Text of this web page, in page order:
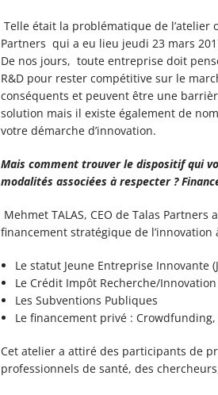
Telle était la problématique de l’atelier
Partners qui a eu lieu jeudi 23 mars
De nos jours, toute entreprise doit
R&D pour rester compétitive sur le
conséquents et peuvent être une
solution mais il existe également de
votre démarche d’innovation.
Mais comment trouver le dispositif qui
modalités associées à respecter ?
Mehmet TALAS, CEO de Talas
financement stratégique de
Le statut Jeune Entreprise Innovante
Le Crédit Impôt Recherche/
Les Subventions Publiques
Le financement privé :
Cet atelier a attiré des participants de
professionnels de santé, des